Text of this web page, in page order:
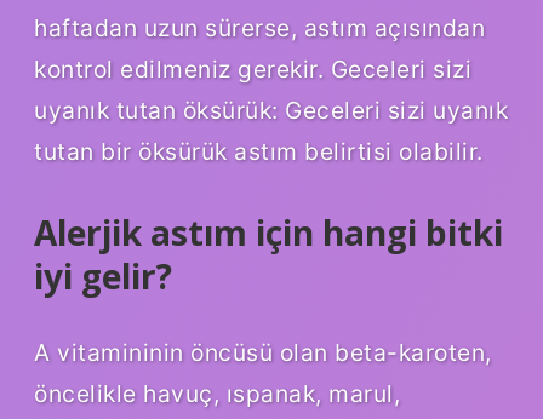
haftadan uzun sürerse, astım açısından
kontrol edilmeniz gerekir. Geceleri sizi
uyanık tutan öksürük: Geceleri sizi uyanık
tutan bir öksürük astım belirtisi olabilir.
Alerjik astım için hangi bitki
iyi gelir?
A vitamininin öncüsü olan beta-karoten,
öncelikle havuç, ıspanak, marul,